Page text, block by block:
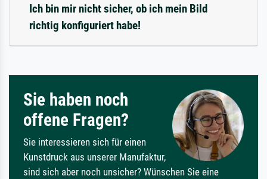
Ich bin mir nicht sicher, ob ich mein Bild
richtig konfiguriert habe!
Sie haben noch
offene Fragen?
Sie interessieren sich für einen
Kunstdruck aus unserer Manufaktur,
sind sich aber noch unsicher? Wünschen Sie eine